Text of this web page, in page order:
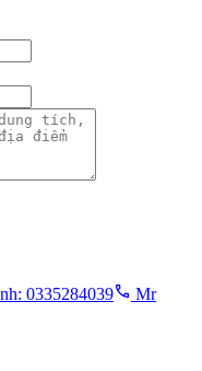
0335284039
Mr